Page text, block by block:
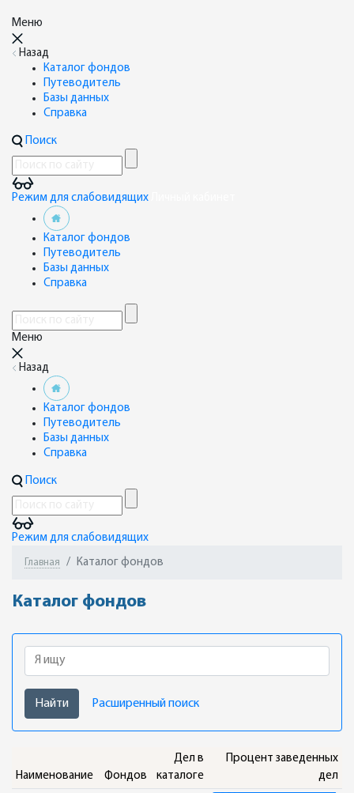
Меню
Назад
Каталог фондов
Путеводитель
Базы данных
Справка
Поиск
Режим для слабовидящих
Каталог фондов
Путеводитель
Базы данных
Справка
Меню
Назад
Каталог фондов
Путеводитель
Базы данных
Справка
Поиск
Режим для слабовидящих
Главная Каталог фондов
Каталог фондов
Я ищу
Найти Расширенный поиск
Наименование Фондов
Дел в
каталоге
Процент заведенных
дел